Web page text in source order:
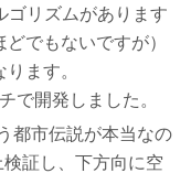
ゴリズムがあります
でもないですが）
ます。
で開発しました。
都市伝説が本当なの
証し、下方向に空